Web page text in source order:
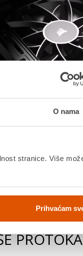
O nama
stranice. Više
Prihvaćam